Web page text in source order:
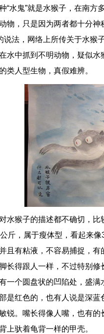
“水鬼”就是水猴子，在南方
物，只是因为两者都十分
说法，网络上所传关于水
水中抓到不明动物，疑似
类人型生物，真假难辨。
水猴子的描述都不确切，
斤，属于瘦体型，看起来
且有粘液，不容易捕捉，
长得跟人一样，不过特别
一个圆盘状的凹陷处，盛满
是红色的，也有人说是深
锐。嘴长得像人嘴，也有
上驮着龟背一样的甲壳。